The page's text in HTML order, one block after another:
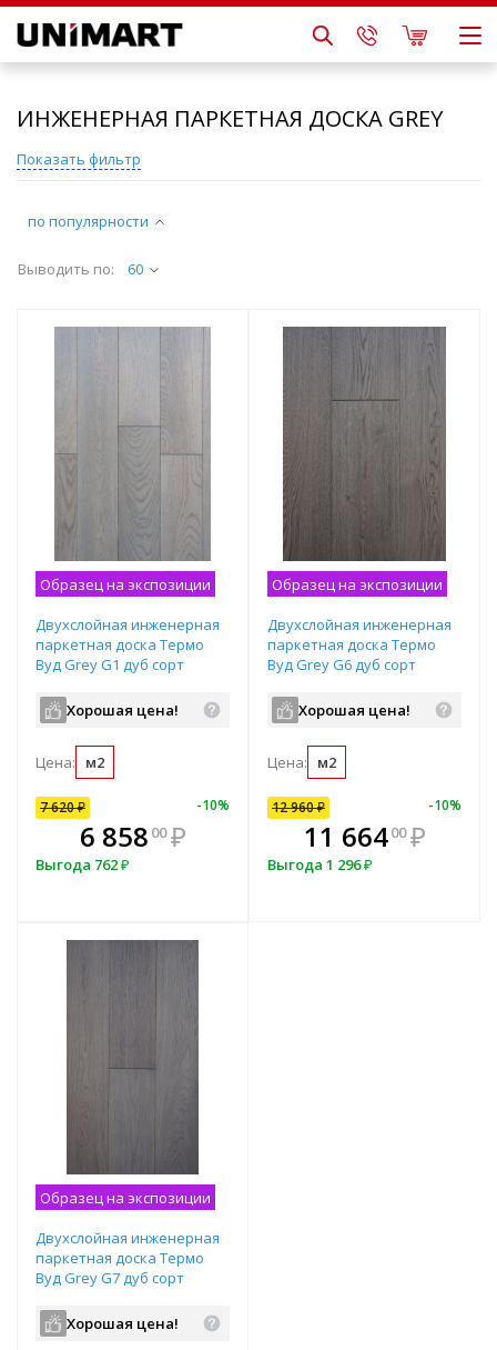
ИНЖЕНЕРНАЯ ПАРКЕТНАЯ ДОСКА GREY
по популярности
Выводить по: 60
Образец на экспозиции
Двухслойная инженерная
паркетная доска Термо
Вуд Grey G1 дуб сорт
Хорошая цена!
Цена: м2
7 620₽ -10%
6 858 00 ₽
Выгода 762₽
В комплекте
всегда выгоднее!
Образец на экспозиции
Двухслойная инженерная
паркетная доска Термо
Вуд Grey G6 дуб сорт
Хорошая цена!
Цена: м2
5% 12 960
12 052
Выгода907.20
12 960₽ -10%
11 66400 ₽
Выгода 1 296₽
Образец на экспозиции
Двухслойная инженерная
паркетная доска Термо
Вуд Grey G7 дуб сорт
Хорошая цена!
Показать фильтр